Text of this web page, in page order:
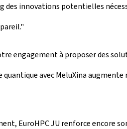
des innovations potentielles
engagement à proposer des
avec MeluXina
EuroHPC JU renforce encore